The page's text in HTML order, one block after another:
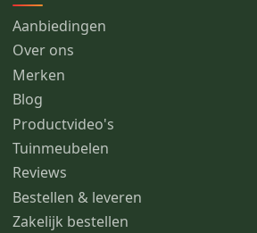
Aanbiedingen
Over ons
Merken
Blog
Productvideo's
Tuinmeubelen
Reviews
Bestellen & leveren
Zakelijk bestellen